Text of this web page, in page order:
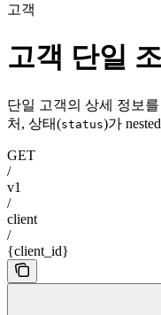
고객
고객 단일
단일 고객의 상세 정보
처, 상태(status)가
GET
/
v1
/
client
/
{client_id}